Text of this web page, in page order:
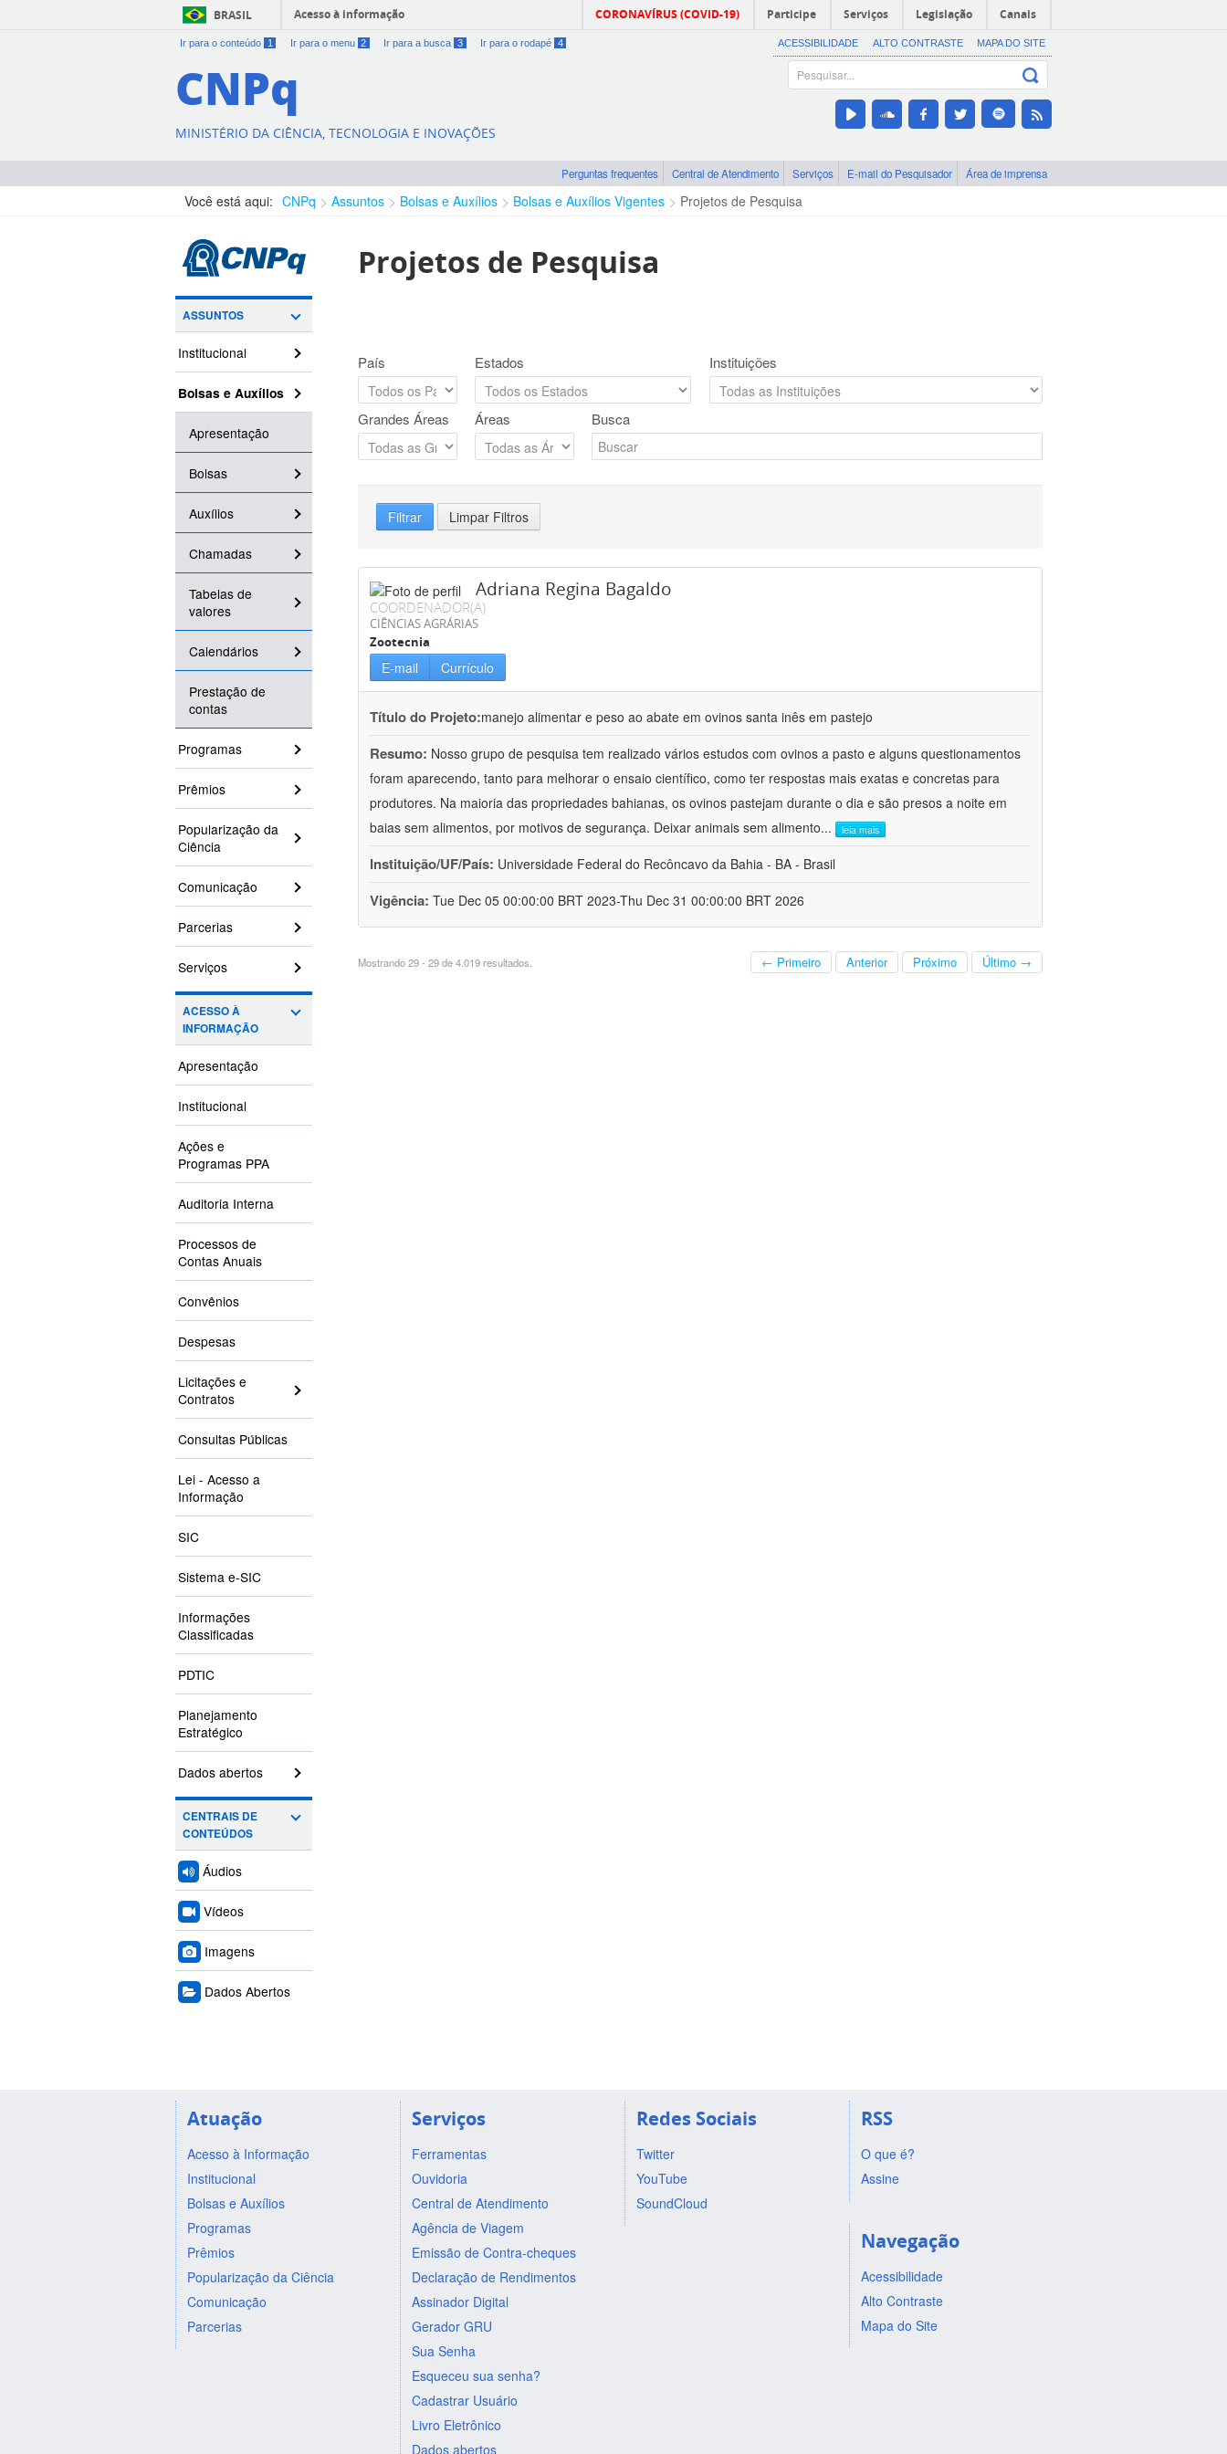
BRASIL Acesso à informação CORONAVÍRUS (COVID-19) Participe Serviços Legislação Canais
Ir para o conteúdo 1 Ir para o menu 2 Ir para a busca 3 Ir para o rodapé 4 ACESSIBILIDADE ALTO CONTRASTE MAPA DO SITE
CNPq
MINISTÉRIO DA CIÊNCIA, TECNOLOGIA E INOVAÇÕES
Perguntas frequentes Central de Atendimento Serviços E-mail do Pesquisador Área de imprensa
Você está aqui: CNPq Assuntos Bolsas e Auxílios Bolsas e Auxílios Vigentes Projetos de Pesquisa
ASSUNTOS
Institucional
Bolsas e Auxílios
Apresentação
Bolsas
Auxílios
Chamadas
Tabelas de
valores
Calendários
Prestação de
contas
Programas
Prêmios
Popularização da
Ciência
Comunicação
Parcerias
Serviços
ACESSO À
INFORMAÇÃO
Apresentação
Institucional
Ações e
Programas PPA
Auditoria Interna
Processos de
Contas Anuais
Convênios
Despesas
Licitações e
Contratos
Consultas Públicas
Lei - Acesso a
Informação
SIC
Sistema e-SIC
Informações
Classificadas
PDTIC
Planejamento
Estratégico
Dados abertos
CENTRAIS DE
CONTEÚDOS
Áudios
Vídeos
Imagens
Dados Abertos
Projetos de Pesquisa
País Estados Instituições
Grandes Áreas Áreas Busca
Filtrar Limpar Filtros
Adriana Regina Bagaldo
COORDENADOR(A)
CIÊNCIAS AGRÁRIAS
Zootecnia
E-mail Currículo
Título do Projeto:manejo alimentar e peso ao abate em ovinos santa inês em pastejo
Resumo: Nosso grupo de pesquisa tem realizado vários estudos com ovinos a pasto e alguns questionamentos
foram aparecendo, tanto para melhorar o ensaio científico, como ter respostas mais exatas e concretas para
produtores. Na maioria das propriedades bahianas, os ovinos pastejam durante o dia e são presos a noite em
baias sem alimentos, por motivos de segurança. Deixar animais sem alimento... leia mais
Instituição/UF/País: Universidade Federal do Recôncavo da Bahia - BA - Brasil
Vigência: Tue Dec 05 00:00:00 BRT 2023-Thu Dec 31 00:00:00 BRT 2026
Mostrando 29 - 29 de 4.019 resultados. ← Primeiro Anterior Próximo Último →
Atuação
Acesso à Informação
Institucional
Bolsas e Auxílios
Programas
Prêmios
Popularização da Ciência
Comunicação
Parcerias
Serviços
Ferramentas
Ouvidoria
Central de Atendimento
Agência de Viagem
Emissão de Contra-cheques
Declaração de Rendimentos
Assinador Digital
Gerador GRU
Sua Senha
Esqueceu sua senha?
Cadastrar Usuário
Livro Eletrônico
Dados abertos
Redes Sociais
Twitter
YouTube
SoundCloud
RSS
O que é?
Assine
Navegação
Acessibilidade
Alto Contraste
Mapa do Site